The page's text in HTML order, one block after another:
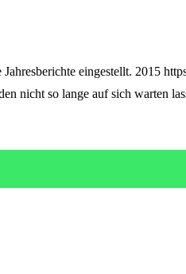
eingestellt. 2015
nicht so lange auf sich warten